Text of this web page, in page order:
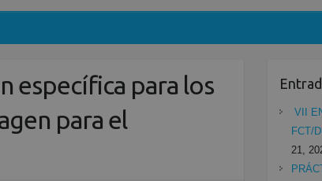
específica para los
para el
VII
FCT/
21,